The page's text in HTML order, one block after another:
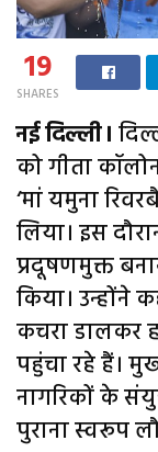
19
SHARES
नई दिल्ली।
को गीता
‘मां यमुना
लिया। इस
प्रदूषणमुक्त
किया। उन्होंने
कचरा डालकर
पहुंचा रहे हैं।
नागरिकों के
पुराना स्वरूप